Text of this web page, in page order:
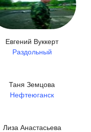
Евгений Вуккерт
Раздольный
Таня Земцова
Нефтеюганск
Лиза Анастасьева